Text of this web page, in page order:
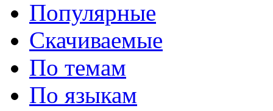
Популярные
Скачиваемые
По темам
По языкам